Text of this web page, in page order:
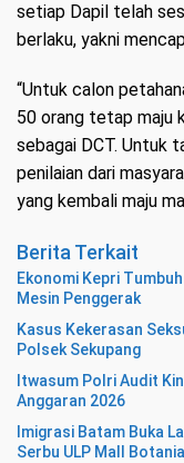
setiap Dapil telah
berlaku, yakni
“Untuk calon
50 orang tetap maju
sebagai DCT. Untuk
penilaian dari
yang kembali maju
Berita Terkait
Ekonomi Kepri
Mesin Penggerak
Kasus Kekerasan
Polsek Sekupang
Itwasum Polri Audit
Anggaran 2026
Imigrasi Batam Buka
Serbu ULP Mall